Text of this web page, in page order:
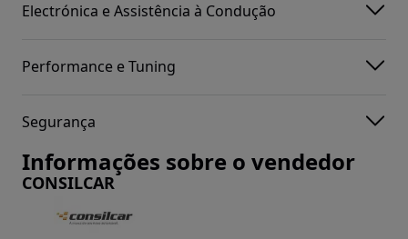
Electrónica e Assistência à Condução
Performance e Tuning
Segurança
Informações sobre o vendedor
CONSILCAR